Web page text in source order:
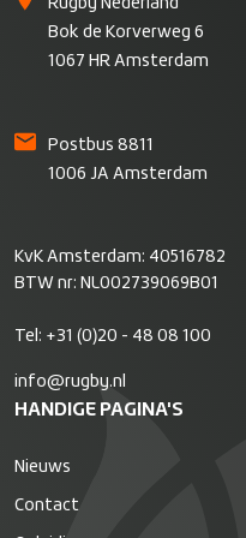
Rugby Nederland
Bok de Korverweg 6
1067 HR Amsterdam
Postbus 8811
1006 JA Amsterdam
KvK Amsterdam: 40516782
BTW nr: NL002739069B01
Tel: +31 (0)20 - 48 08 100
info@rugby.nl
HANDIGE PAGINA'S
Nieuws
Contact